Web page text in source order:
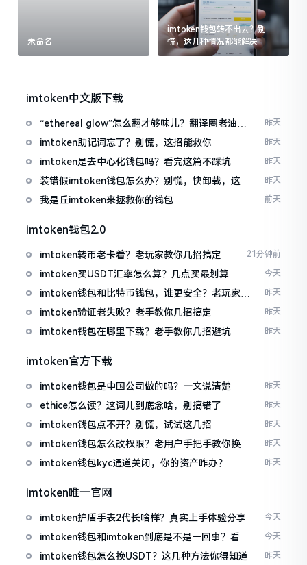
未命名
imtoken钱包转不出去？别
慌，这几种情况都能解决
imtoken中文版下载
“ethereal glow”怎么翻才够味儿？翻译圈老油条
的私房话
昨天
imtoken助记词忘了？别慌，这招能救你 昨天
imtoken是去中心化钱包吗？看完这篇不踩坑 昨天
装错假imtoken钱包怎么办？别慌，快卸载，这几
招能救急
昨天
我是丘imtoken来拯救你的钱包 前天
imtoken钱包2.0
imtoken转币老卡着？老玩家教你几招搞定 21分钟前
imtoken买USDT汇率怎么算？几点买最划算 今天
imtoken钱包和比特币钱包，谁更安全？老玩家来
聊聊
昨天
imtoken验证老失败？老手教你几招搞定 昨天
imtoken钱包在哪里下载？老手教你几招避坑 昨天
imtoken官方下载
imtoken钱包是中国公司做的吗？一文说清楚 昨天
ethice怎么读？这词儿到底念啥，别搞错了 昨天
imtoken钱包点不开？别慌，试试这几招 昨天
imtoken钱包怎么改权限？老用户手把手教你换主
人
昨天
imtoken钱包kyc通道关闭，你的资产咋办？ 昨天
imtoken唯一官网
imtoken护盾手表2代长啥样？真实上手体验分享 今天
imtoken钱包和imtoken到底是不是一回事？看完
就懂了
今天
imtoken钱包怎么换USDT？这几种方法你得知道 昨天